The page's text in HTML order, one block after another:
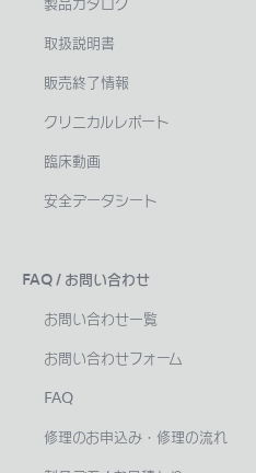
製品カタログ
取扱説明書
販売終了情報
クリニカルレポート
臨床動画
安全データシート
FAQ / お問い合わせ
お問い合わせ一覧
お問い合わせフォーム
FAQ
修理のお申込み・修理の流れ